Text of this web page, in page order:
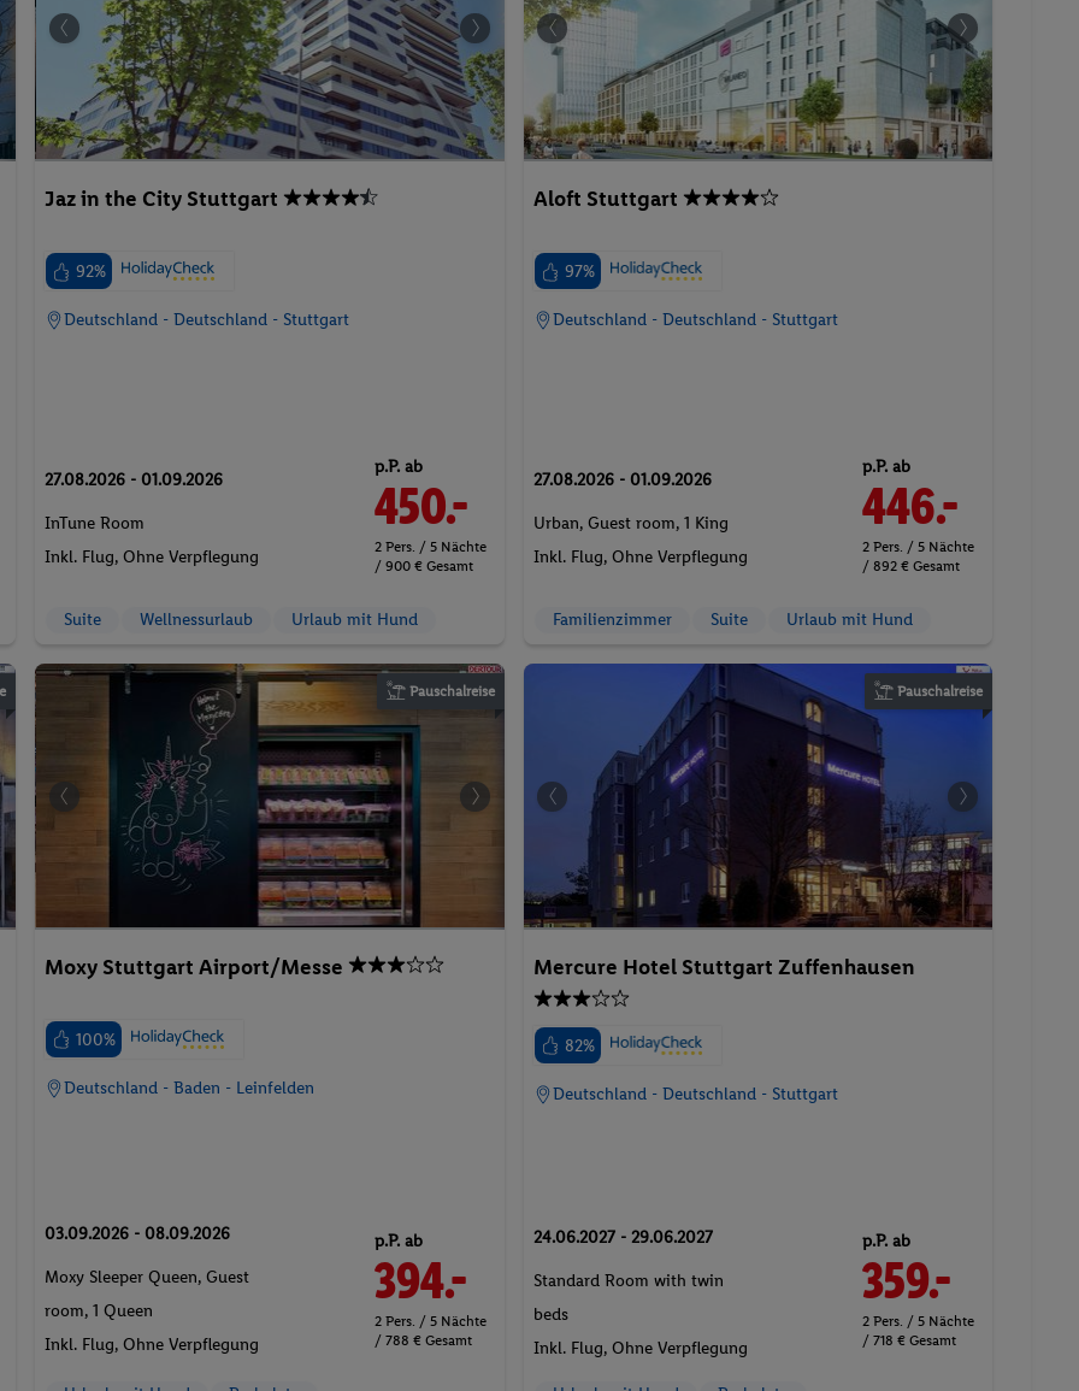
Jaz in the City Stuttgart
92%
Deutschland - Deutschland - Stuttgart
27.08.2026 - 01.09.2026
InTune Room
Inkl. Flug,Ohne Verpflegung
p.P. ab
450.-
2 Pers. / 5 Nächte
/ 900 € Gesamt
Suite Wellnessurlaub Urlaub mit Hund
Aloft Stuttgart
97%
Deutschland - Deutschland - Stuttgart
27.08.2026 - 01.09.2026
Urban, Guest room, 1 King
Inkl. Flug, Ohne Verpflegung
p.P. ab
446.-
2 Pers. / 5 Nächte
/ 892 € Gesamt
Familienzimmer Suite Urlaub mit Hund
Pauschalreise
Moxy Stuttgart Airport/Messe
100%
Deutschland - Baden - Leinfelden
03.09.2026 - 08.09.2026
Moxy Sleeper Queen, Guest
room, 1 Queen
Inkl. Flug,Ohne Verpflegung
p.P. ab
394.-
2 Pers. / 5 Nächte
/ 788 € Gesamt
Pauschalreise
Mercure Hotel Stuttgart Zuffenhausen
82%
Deutschland - Deutschland - Stuttgart
24.06.2027 - 29.06.2027
Standard Room with twin
beds
Inkl. Flug, Ohne Verpflegung
p.P. ab
359.-
2 Pers. / 5 Nächte
/ 718 € Gesamt